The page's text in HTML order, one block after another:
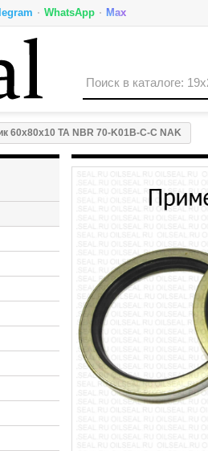
· WhatsApp · Max
60x80x10 TA NBR 70-K01B-C-C NAK
K01B-C-C NAK